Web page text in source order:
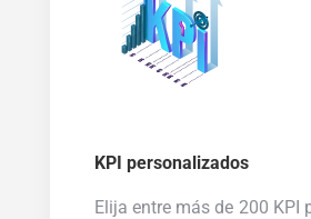
KPI personalizados
Elija entre más de 200 KPI